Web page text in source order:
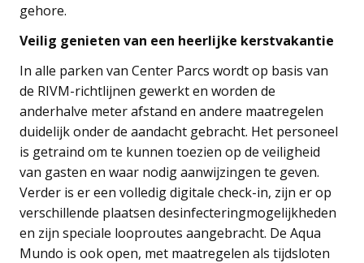
gehore.
Veilig genieten van een heerlijke kerstvakantie
In alle parken van Center Parcs wordt op basis van
de RIVM-richtlijnen gewerkt en worden de
anderhalve meter afstand en andere maatregelen
duidelijk onder de aandacht gebracht. Het personeel
is getraind om te kunnen toezien op de veiligheid
van gasten en waar nodig aanwijzingen te geven.
Verder is er een volledig digitale check-in, zijn er op
verschillende plaatsen desinfecteringmogelijkheden
en zijn speciale looproutes aangebracht. De Aqua
Mundo is ook open, met maatregelen als tijdsloten